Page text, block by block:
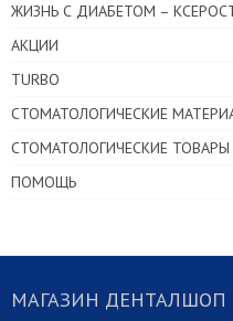
ЖИЗНЬ С ДИАБЕТОМ –
АКЦИИ
TURBO
СТОМАТОЛОГИЧЕСКИЕ
СТОМАТОЛОГИЧЕСКИЕ
ПОМОЩЬ
МАГАЗИН ДЕНТАЛШОП